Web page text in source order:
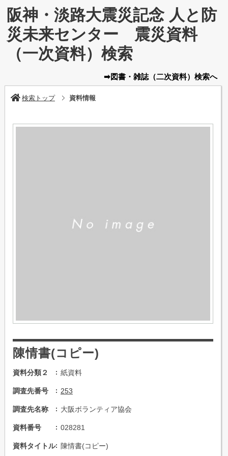
阪神・淡路大震災記念 人と防
災未来センター 震災資料
（一次資料）検索
➡図書・雑誌（二次資料） 検索へ
検索トップ 資料情報
陳情書(コピー)
資料分類２ 紙資料
調査先番号 253
調査先名称 大阪ボランティア協会
資料番号 028281
資料タイトル 陳情書(コピー)